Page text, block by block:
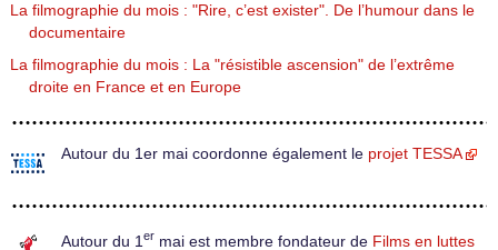
La filmographie du mois : "Rire, c’est exister". De l’humour dans le
documentaire
La filmographie du mois : La "résistible ascension" de l’extrême
droite en France et en Europe
Autour du 1er mai coordonne également le projet TESSA
Autour du 1 er mai est membre fondateur de Films en luttes